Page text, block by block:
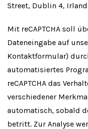
Street, Dublin 4,
Mit reCAPTCHA soll
Dateneingabe auf
Kontaktformular)
automatisiertes
reCAPTCHA das
verschiedener
automatisch, sobald
betritt. Zur Analyse